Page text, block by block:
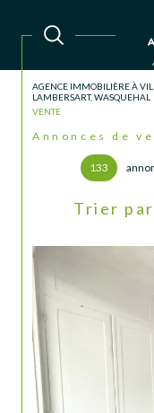
AGENCE IMMOBILIÈRE À
LAMBERSART, WASQUEHAL
VENTE
Annonces de
133
Trier par